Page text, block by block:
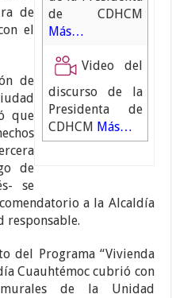
de CDHCM
Más…
Video del
discurso de la
Presidenta de
CDHCM Más…
de
el
de
que
de
se
a la Alcaldía
responsable.
del Programa “Vivienda
Cuauhtémoc cubrió con
de la Unidad